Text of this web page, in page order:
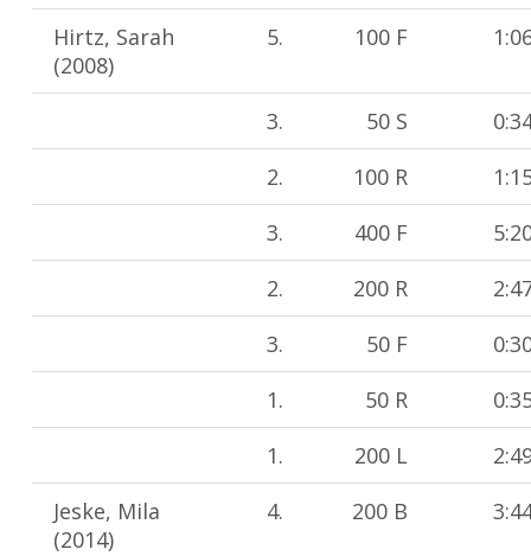
Hirtz, Sarah
(2008)
5. 100 F
3. 50 S
2.
100 R
3.
400 F
2.
200 R
3.
50 F
1.
50 R
1.
200 L
Jeske, Mila
(2014)
4. 200 B